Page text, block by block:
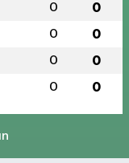
0 0
0 0
0 0
0 0